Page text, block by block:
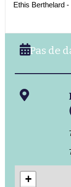
Ethis Berthelard
Pas de
+